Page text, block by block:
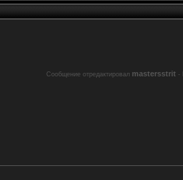
Сообщение отредактировал mastersstrit -